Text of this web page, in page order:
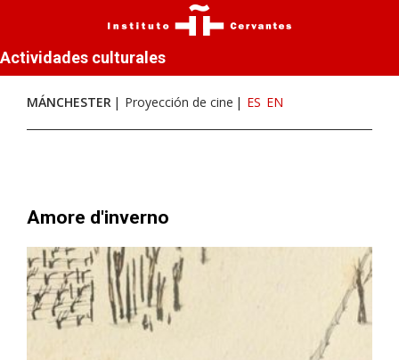
Actividades culturales
MÁNCHESTER Proyección de cine ES EN
Amore d'inverno